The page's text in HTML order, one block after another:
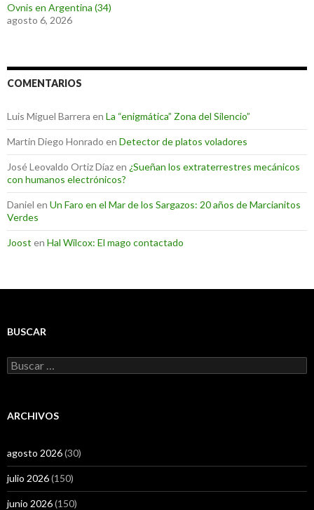
Ovnis en Argentina (34)
agosto 6, 2026
COMENTARIOS
Luis Miguel Barrera en La “enigmática” Zona del Silencio”
Martin Diego Honrado en Detector de platos voladores
José Leovaldo Ortiz Díazen ¿Sueñan los extraterrestres mecánicos
con humanos electrónicos?
Daniel en Un Faro en el Mar de los Sargazos: 20 años de Marcianitos
Verdes
Joost en Hal Wilcox: El mago contactado
BUSCAR
Buscar:
ARCHIVOS
agosto 2026(30)
julio 2026(150)
junio 2026(150)